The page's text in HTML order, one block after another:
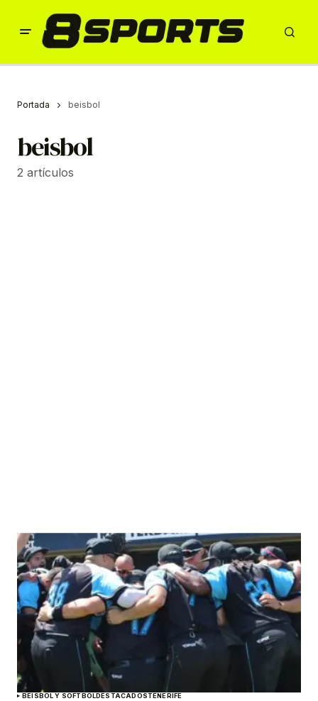
Portada beisbol
beisbol
2 artículos
BEISBOL Y SOFTBOLDESTACADOSTENERIFE